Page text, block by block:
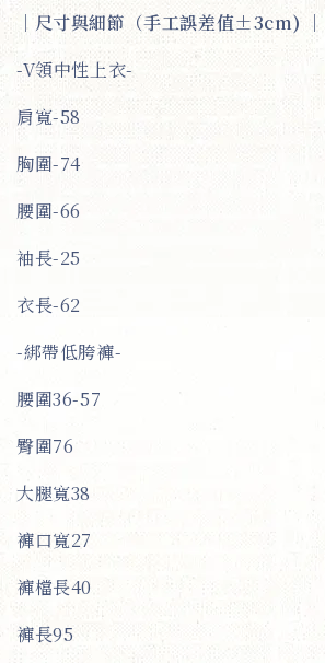
｜ 尺寸與細節（手工誤差值±3cm)
｜
-V領中性上衣-
肩寬-58
胸圍-74
腰圍-66
袖長-25
衣長-62
-綁帶低胯褲-
腰圍36-57
臀圍76
大腿寬38
褲口寬27
褲檔長40
褲長95